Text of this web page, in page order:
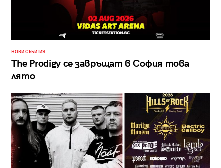
НОВИ СЪБИТИЯ
The Prodigy се завръщат в София това
лято